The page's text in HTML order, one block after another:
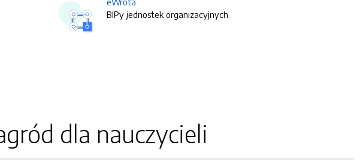
BIPy jednostek organizacyjnych.
dla nauczycieli